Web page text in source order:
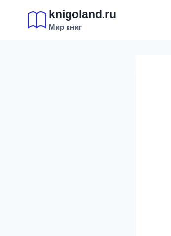
содержимому
knigoland.ru
Мир книг